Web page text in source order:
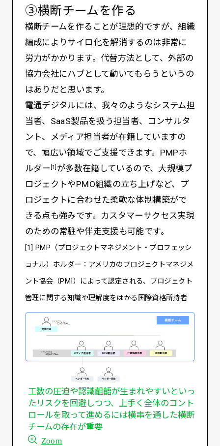
③横断チームを作る
横断チームを作ることが理想的ですが、組織
編成によりサイロ化を解消するのは非常に
労力がかかります。代替方法として、外部の
協力会社にハブとして動いてもらうというの
はありだと思います。
電通デジタルには、我々のようなシステム担
当者、SaaS製品を扱う担当者、コンサルタ
ント、メディア担当者が在籍していますの
で、幅広い領域でご支援できます。PMPホ
ルダー [1] が多数在籍しているので、大規模プ
ロジェクトやPMO組織の立ち上げなど、プ
ロジェクトに合わせた柔軟な体制構築がで
きる点も強みです。カスタマーサクセス実現
のための常駐や伴走支援も可能です。
[1] PMP（プロジェクトマネジメント・プロフェッシ
ョナル）ホルダー：アメリカのプロジェクトマネジメ
ント協会（PMI）によって認定される、プロジェクト
管理に関する知識や理解度をはかる国際資格所持者
工数の圧迫や認識齟齬が生まれやすいといっ
たリスクを回避しつつ、上手く全体のコント
ロールを取って進めるには横串を通した横断
チームの存在が重要
Zoom